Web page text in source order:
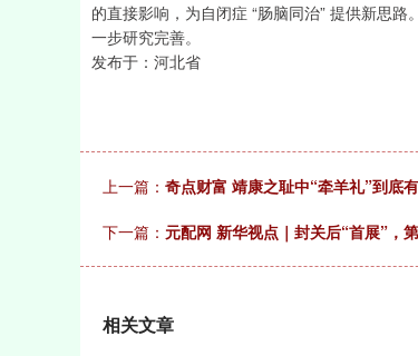
的直接影响，为自闭症 “肠脑同治” 提供新思
一步研究完善。
发布于：河北省
上一篇： 奇点财富 靖康之耻中“牵羊礼”到底
下一篇： 元配网 新华视点｜封关后“首展”，
相关文章